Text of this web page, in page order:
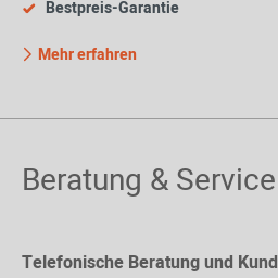
Bestpreis-Garantie
Mehr erfahren
Beratung & Service
Telefonische Beratung und